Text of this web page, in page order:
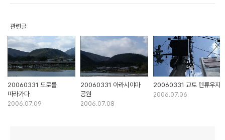
관련글
20060331 도로를
따라가다
2006.07.09
20060331 아라시야마
공원
2006.07.08
20060331 교토 텐류우지
2006.07.06